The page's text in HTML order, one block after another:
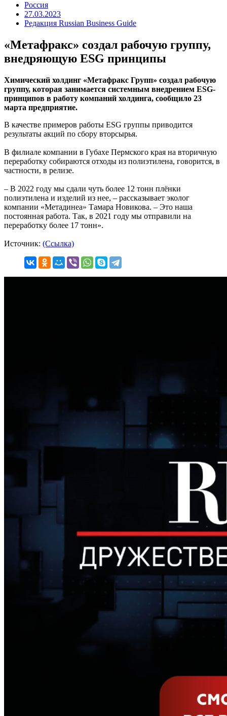
Россия
27.03.2023
Редакция Russian Business Guide
«Метафракс» создал рабочую группу,
внедряющую ESG принципы
Химический холдинг «Метафракс Групп» создал рабочую
группу, которая занимается системным внедрением ESG-
принципов в работу компаний холдинга, сообщило 23
марта предприятие.
В качестве примеров работы ESG группы приводится
результаты акций по сбору вторсырья.
В филиале компании в Губахе Пермского края на вторичную
переработку собираются отходы из полиэтилена, говорится, в
частности, в релизе.
– В 2022 году мы сдали чуть более 12 тонн плёнки
полиэтилена и изделий из нее, – рассказывает эколог
компании «Метадинеа» Тамара Новикова. – Это наша
постоянная работа. Так, в 2021 году мы отправили на
переработку более 17 тонн».
Источник: (Ссылка)